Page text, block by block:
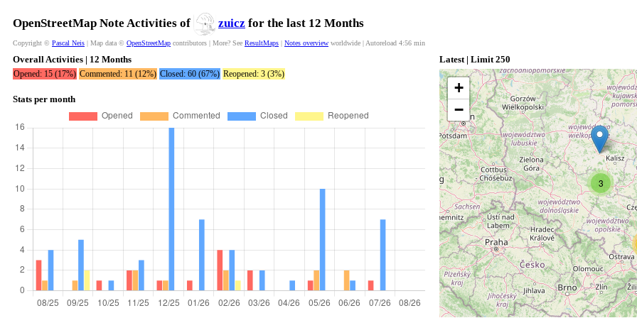
OpenStreetMap Note Activities of zuicz for the last 12 Months
Copyright © Pascal Neis | Map data © OpenStreetMap contributors | More? See ResultMaps | Notes overview worldwide | Autoreload 4:55 min
Overall Activities | 12 Months
Opened: 15 (17%) Commented: 11 (12%) Closed: 60 (67%) Reopened: 3 (3%)
Stats per month
Latest | Limit 250
3
+
−